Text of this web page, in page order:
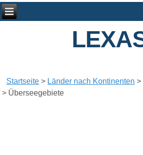
Startseite > Länder nach Kontinenten >
> Überseegebiete